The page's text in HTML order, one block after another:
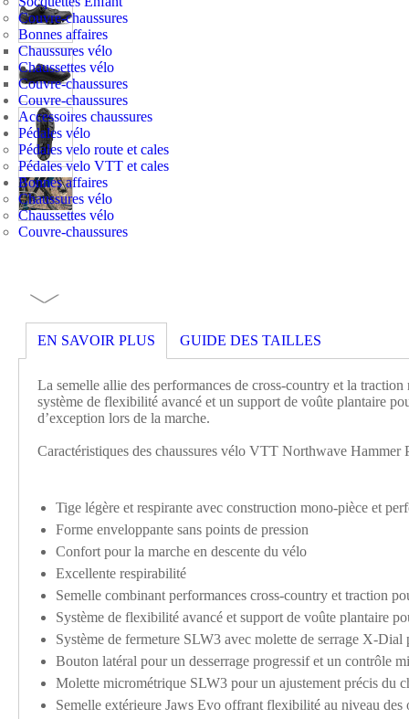
Couvre-chaussures
Bonnes affaires
Chaussures vélo
Chaussettes vélo
Couvre-chaussures
Couvre-chaussures
Accessoires chaussures
Pédales vélo
Pédales velo route et cales
Pédales velo VTT et cales
Bonnes affaires
Chaussures vélo
Chaussettes vélo
Couvre-chaussures
EN SAVOIR PLUS GUIDE DES TAILLES
La semelle allie des performances de cross-country et la
système de flexibilité avancé et un support de voûte plantaire
d’exception lors de la marche.
Caractéristiques des chaussures vélo VTT Northwave Hammer
Tige légère et respirante avec construction mono-pièce et
Forme enveloppante sans points de pression
Confort pour la marche en descente du vélo
Excellente respirabilité
Semelle combinant performances cross-country et traction
Système de flexibilité avancé et support de voûte plantaire
Système de fermeture SLW3 avec molette de serrage X-
Bouton latéral pour un desserrage progressif et un contrôle
Molette micrométrique SLW3 pour un ajustement précis du
Semelle extérieure Jaws Evo offrant flexibilité au niveau des